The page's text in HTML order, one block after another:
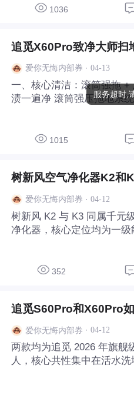
准控温的舒适体验，制冷省
1036
追觅X60Pro致净大师扫
爱你无悔内部券 · 04-13
一、核心清洁：滚筒强拖 +
渍一遍净 滚筒强压拖地系
边拖边自清洁拖布，风干
1015
树新风空气净化器K2和
爱你无悔内部券 · 04-12
树新风 K2 与 K3 同属千元
净化器，核心定位均为一级
用面积，K2 适配小户型日
352
追觅S60Pro和X60Pro
爱你无悔内部券 · 04-12
两款均为追觅 2026 年旗舰
人，核心共性集中在活水
服务超时,